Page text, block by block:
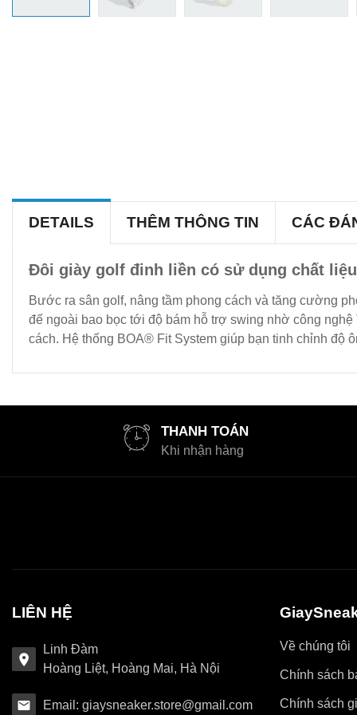
DETAILS THÊM THÔNG TIN CÁC
Đôi giày golf đinh liền có sử dụng chất
Bước ra sân golf, nâng tầm phong cách và tăng cường
đế ngoài bao bọc tới độ bám hỗ trợ swing nhờ công
cách. Hệ thống BOA® Fit System giúp bạn tinh chỉnh độ
THANH TOÁN
Khi nhận hàng
LIÊN HỆ
Linh Đàm
Hoàng Liệt, Hoàng Mai, Hà Nội
Email: giaysneaker.store@gmail.com
Về chúng tôi
Chính sách
Chính sách